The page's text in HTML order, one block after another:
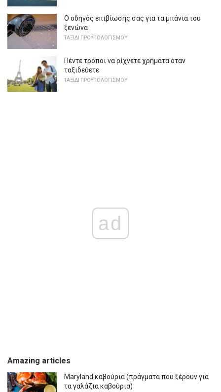
Ο οδηγός επιβίωσης σας για τα μπάνια του
ξενώνα
ΤΑΞΊΔΙ ΠΡΟΫΠΟΛΟΓΙΣΜΟΎ
Πέντε τρόποι να ρίχνετε χρήματα όταν
ταξιδεύετε
ΤΑΞΊΔΙ ΠΡΟΫΠΟΛΟΓΙΣΜΟΎ
ad
Amazing articles
Maryland καβούρια (πράγματα που ξέρουν για
τα γαλάζια καβούρια)